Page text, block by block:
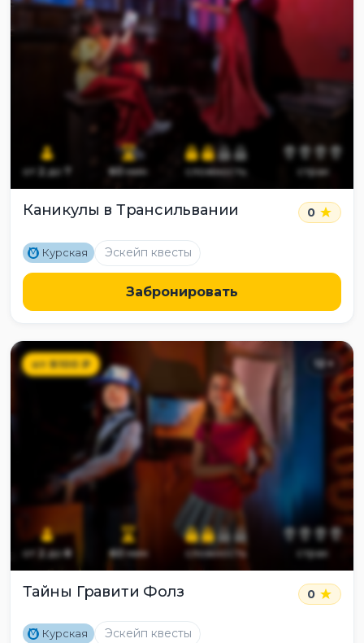
от 2до 60мин сложность страх
Каникулы в Трансильвании 0
M Курская Эскейп квесты
Забронировать
от8100₽ 12+
от 2до8 60мин сложность страх
Тайны Гравити Фолз 0
M Курская Эскейп квесты